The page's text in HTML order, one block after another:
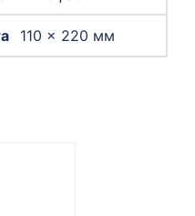
110 × 220 мм